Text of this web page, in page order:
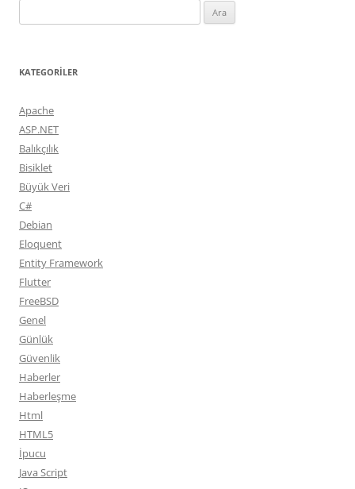
KATEGORILER
Apache
ASP.NET
Balıkçılık
Bisiklet
Büyük Veri
C#
Debian
Eloquent
Entity Framework
Flutter
FreeBSD
Genel
Günlük
Güvenlik
Haberler
Haberleşme
Html
HTML5
İpucu
Java Script